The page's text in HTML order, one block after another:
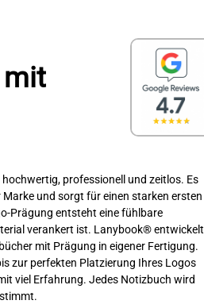
mit
professionell und zeitlos. Es
und sorgt für einen starken ersten
Prägung entsteht eine fühlbare
verankert ist. Lanybook® entwickelt
mit Prägung in eigener Fertigung.
zur perfekten Platzierung Ihres Logos
viel Erfahrung. Jedes Notizbuch wird